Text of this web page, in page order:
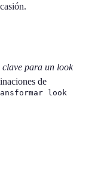
clave para un look
de
look